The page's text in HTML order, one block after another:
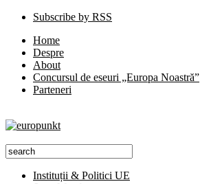
Subscribe by RSS
Home
Despre
About
Concursul de eseuri „Europa Noastră”
Parteneri
Instituții & Politici UE